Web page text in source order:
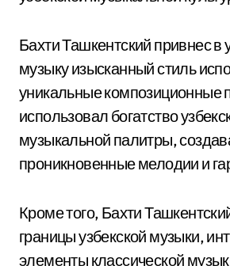
Бахти Ташкентский привнес в
музыку изысканный стиль
уникальные
использовал богатство
музыкальной палитры,
проникновенные мелодии и
Кроме того, Бахти
границы узбекской музыки,
элементы классической